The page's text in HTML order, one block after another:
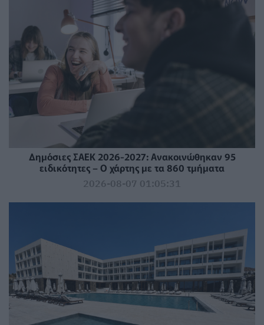
Δημόσιες ΣΑΕΚ 2026-2027: Ανακοινώθηκαν 95
ειδικότητες – Ο χάρτης με τα 860 τμήματα
2026-08-07 01:05:31